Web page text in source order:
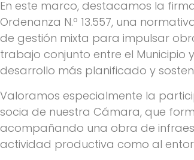
En este marco, destacamos la
Ordenanza N.º 13.557, una
de gestión mixta para impulsar
trabajo conjunto entre el Municipio
desarrollo más planificado y
Valoramos especialmente la
socia de nuestra Cámara, que
acompañando una obra de
actividad productiva como al